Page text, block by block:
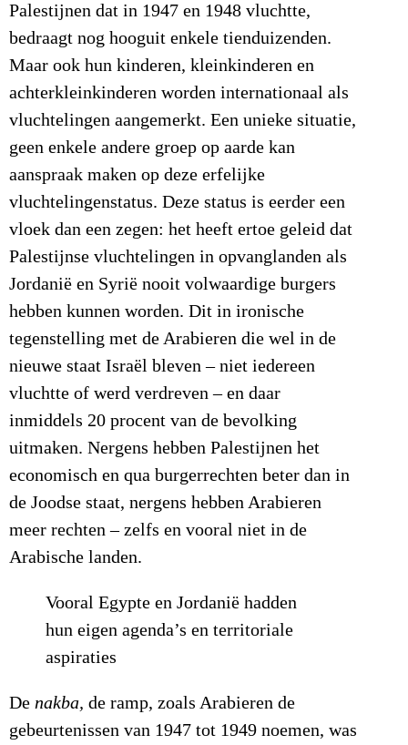
Palestijnen dat in 1947 en 1948 vluchtte,
bedraagt nog hooguit enkele tienduizenden.
Maar ook hun kinderen, kleinkinderen en
achterkleinkinderen worden internationaal als
vluchtelingen aangemerkt. Een unieke situatie,
geen enkele andere groep op aarde kan
aanspraak maken op deze erfelijke
vluchtelingenstatus. Deze status is eerder een
vloek dan een zegen: het heeft ertoe geleid dat
Palestijnse vluchtelingen in opvanglanden als
Jordanië en Syrië nooit volwaardige burgers
hebben kunnen worden. Dit in ironische
tegenstelling met de Arabieren die wel in de
nieuwe staat Israël bleven – niet iedereen
vluchtte of werd verdreven – en daar
inmiddels 20 procent van de bevolking
uitmaken. Nergens hebben Palestijnen het
economisch en qua burgerrechten beter dan in
de Joodse staat, nergens hebben Arabieren
meer rechten – zelfs en vooral niet in de
Arabische landen.
Vooral Egypte en Jordanië hadden
hun eigen agenda’s en territoriale
aspiraties
De nakba, de ramp, zoals Arabieren de
gebeurtenissen van 1947 tot 1949 noemen, was